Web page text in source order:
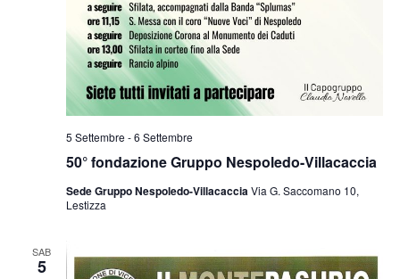
50° fondazione Gruppo Nespoledo-Villacaccia
5 Settembre -6 Settembre
Sede Gruppo Nespoledo-VillacacciaVia G. Saccomano 10,
Lestizza
SAB
5